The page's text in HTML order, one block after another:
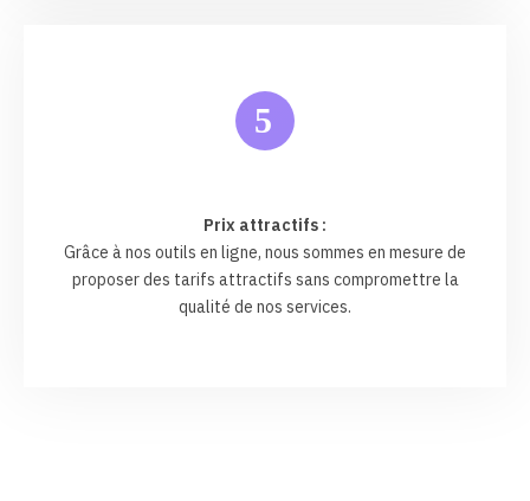
5
Prix attractifs :
Grâce à nos outils en ligne, nous sommes en mesure de
proposer des tarifs attractifs sans compromettre la
qualité de nos services.